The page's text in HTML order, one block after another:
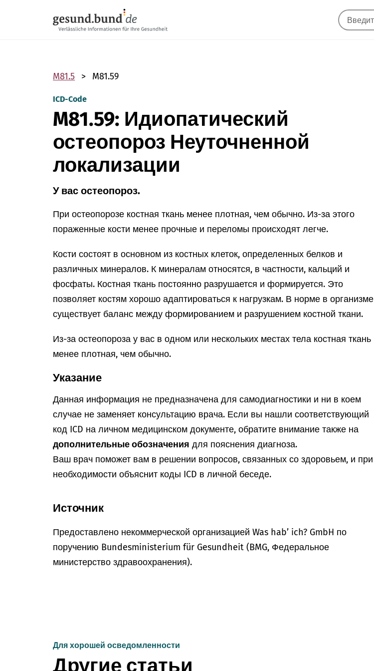
M81.5 M81.59
ICD-Code
M81.59: Идиопатический
остеопороз Неуточненной
локализации
У вас остеопороз.
При остеопорозе костная ткань менее плотная, чем обычно. Из-за этого
пораженные кости менее прочные и переломы происходят легче.
Кости состоят в основном из костных клеток, определенных белков и
различных минералов. К минералам относятся, в частности, кальций и
фосфаты. Костная ткань постоянно разрушается и формируется. Это
позволяет костям хорошо адаптироваться к нагрузкам. В норме в организме
существует баланс между формированием и разрушением костной ткани.
Из-за остеопороза у вас в одном или нескольких местах тела костная ткань
менее плотная, чем обычно.
Указание
Данная информация не предназначена для самодиагностики и ни в коем
случае не заменяет консультацию врача. Если вы нашли соответствующий
код ICD на личном медицинском документе, обратите внимание также на
дополнительные обозначения для пояснения диагноза.
Ваш врач поможет вам в решении вопросов, связанных со здоровьем, и при
необходимости объяснит коды ICD в личной беседе.
Источник
Предоставлено некоммерческой организацией Was hab’ ich? GmbH по
поручению Bundesministerium für Gesundheit (BMG, Федеральное
министерство здравоохранения).
Для хорошей осведомленности
Другие статьи